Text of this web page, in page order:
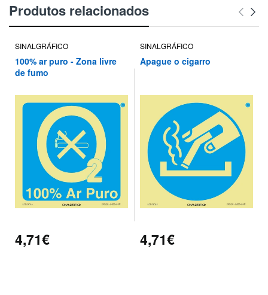
Produtos relacionados
SINALGRÁFICO
100% ar puro - Zona livre
de fumo
4,71€
SINALGRÁFICO
Apague o cigarro
4,71€